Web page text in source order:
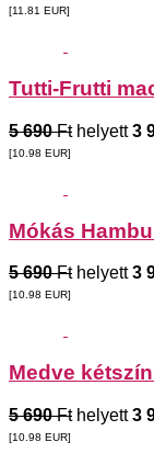
[11.81 EUR]
Tutti-Frutti
5 690 Fthelyett3
[10.98 EUR]
Mókás
5 690 Fthelyett3
[10.98 EUR]
Medve
5 690 Fthelyett3
[10.98 EUR]